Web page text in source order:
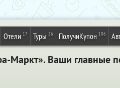
Отели 17 Туры 26 ПолучиКупон 106
Маркт». Ваши главные